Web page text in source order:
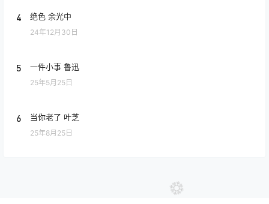
4 绝色 余光中
24年12月30日
5 一件小事 鲁迅
25年5月25日
6 当你老了 叶芝
25年8月25日